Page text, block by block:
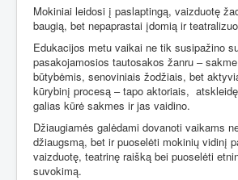
Mokiniai leidosi į paslaptingą, vaizduotę
baugią, bet nepaprastai įdomią ir
Edukacijos metu vaikai ne tik susipažino
pasakojamosios tautosakos žanru –
būtybėmis, senoviniais žodžiais, bet
kūrybinį procesą – tapo aktoriais,
galias kūrė sakmes ir jas vaidino.
Džiaugiamės galėdami dovanoti vaikams
džiaugsmą, bet ir puoselėti mokinių vidinį
vaizduotę, teatrinę raišką bei puoselėti
suvokimą.